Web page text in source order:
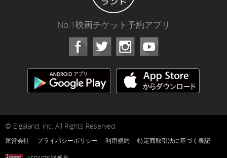
No.1映画チケット予約アプリ
Facebook Instagram
© Eigaland, inc. All Rights Reserved.
運営会社 プライバシーポリシー 利用規約 特定商取引法に基づく表記